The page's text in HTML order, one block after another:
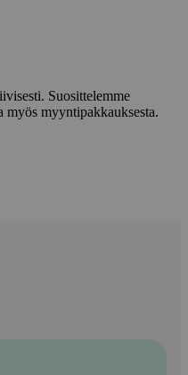
Suosittelemme
myös myyntipakkauksesta.